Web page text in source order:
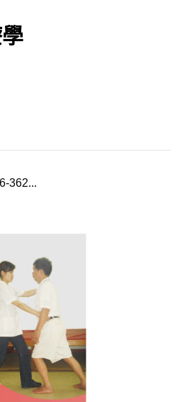
362...